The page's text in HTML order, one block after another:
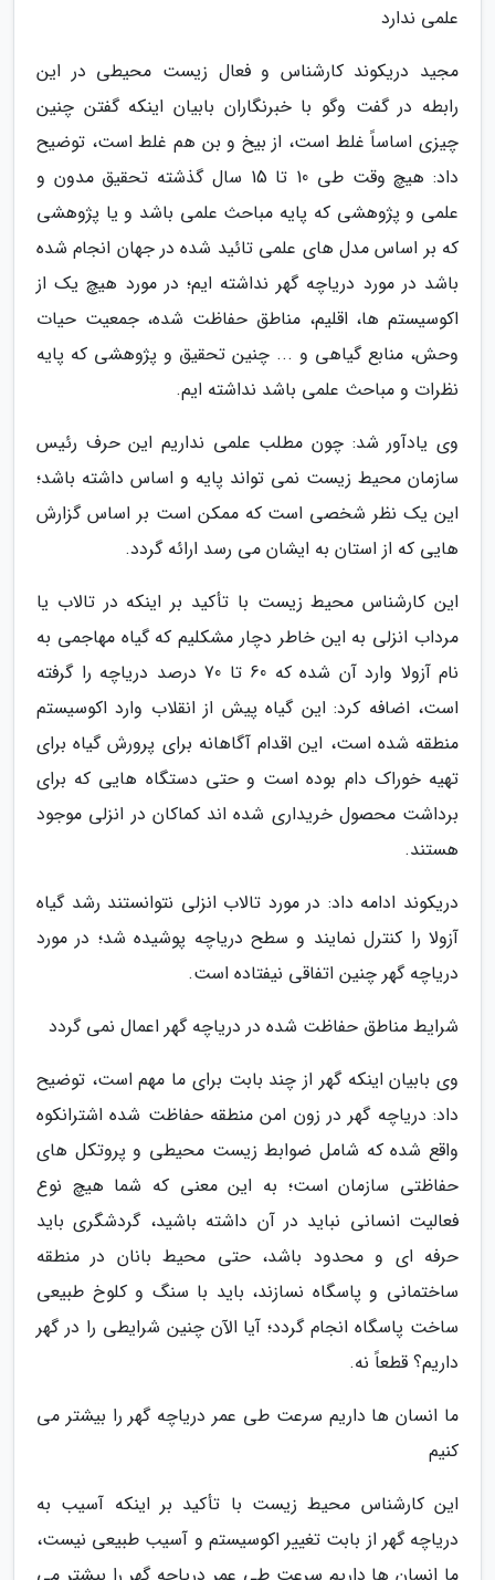
علمی ندارد
مجید دریکوند کارشناس و فعال زیست محیطی در این
رابطه در گفت وگو با خبرنگاران بابیان اینکه گفتن چنین
چیزی اساساً غلط است، از بیخ و بن هم غلط است، توضیح
داد: هیچ وقت طی 10 تا 15 سال گذشته تحقیق مدون و
علمی و پژوهشی که پایه مباحث علمی باشد و یا پژوهشی
که بر اساس مدل های علمی تائید شده در جهان انجام شده
باشد در مورد دریاچه گهر نداشته ایم؛ در مورد هیچ یک از
اکوسیستم ها، اقلیم، مناطق حفاظت شده، جمعیت حیات
وحش، منابع گیاهی و ... چنین تحقیق و پژوهشی که پایه
نظرات و مباحث علمی باشد نداشته ایم.
وی یادآور شد: چون مطلب علمی نداریم این حرف رئیس
سازمان محیط زیست نمی تواند پایه و اساس داشته باشد؛
این یک نظر شخصی است که ممکن است بر اساس گزارش
هایی که از استان به ایشان می رسد ارائه گردد.
این کارشناس محیط زیست با تأکید بر اینکه در تالاب یا
مرداب انزلی به این خاطر دچار مشکلیم که گیاه مهاجمی به
نام آزولا وارد آن شده که 60 تا 70 درصد دریاچه را گرفته
است، اضافه کرد: این گیاه پیش از انقلاب وارد اکوسیستم
منطقه شده است، این اقدام آگاهانه برای پرورش گیاه برای
تهیه خوراک دام بوده است و حتی دستگاه هایی که برای
برداشت محصول خریداری شده اند کماکان در انزلی موجود
هستند.
دریکوند ادامه داد: در مورد تالاب انزلی نتوانستند رشد گیاه
آزولا را کنترل نمایند و سطح دریاچه پوشیده شد؛ در مورد
دریاچه گهر چنین اتفاقی نیفتاده است.
شرایط مناطق حفاظت شده در دریاچه گهر اعمال نمی گردد
وی بابیان اینکه گهر از چند بابت برای ما مهم است، توضیح
داد: دریاچه گهر در زون امن منطقه حفاظت شده اشترانکوه
واقع شده که شامل ضوابط زیست محیطی و پروتکل های
حفاظتی سازمان است؛ به این معنی که شما هیچ نوع
فعالیت انسانی نباید در آن داشته باشید، گردشگری باید
حرفه ای و محدود باشد، حتی محیط بانان در منطقه
ساختمانی و پاسگاه نسازند، باید با سنگ و کلوخ طبیعی
ساخت پاسگاه انجام گردد؛ آیا الآن چنین شرایطی را در گهر
داریم؟ قطعاً نه.
ما انسان ها داریم سرعت طی عمر دریاچه گهر را بیشتر می
کنیم
این کارشناس محیط زیست با تأکید بر اینکه آسیب به
دریاچه گهر از بابت تغییر اکوسیستم و آسیب طبیعی نیست،